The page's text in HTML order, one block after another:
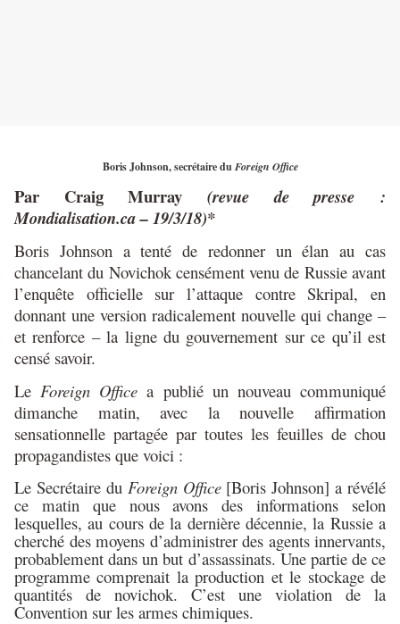
Boris Johnson, secrétaire duForeign Office
Par Craig Murray (revue de presse :
Mondialisation.ca – 19/3/18)*
Boris Johnson a tenté de redonner un élan au cas
chancelant du Novichok censément venu de Russie avant
l’enquête officielle sur l’attaque contre Skripal, en
donnant une version radicalement nouvelle qui change –
et renforce – la ligne du gouvernement sur ce qu’il est
censé savoir.
LeForeign Office a publié un nouveau communiqué
dimanche matin, avec la nouvelle affirmation
sensationnelle partagée par toutes les feuilles de chou
propagandistes que voici :
Le Secrétaire du Foreign Office[Boris Johnson] a révélé
ce matin que nous avons des informations selon
lesquelles, au cours de la dernière décennie, la Russie a
cherché des moyens d’administrer des agents innervants,
probablement dans un but d’assassinats. Une partie de ce
programme comprenait la production et le stockage de
quantités de novichok. C’est une violation de la
Convention sur les armes chimiques.